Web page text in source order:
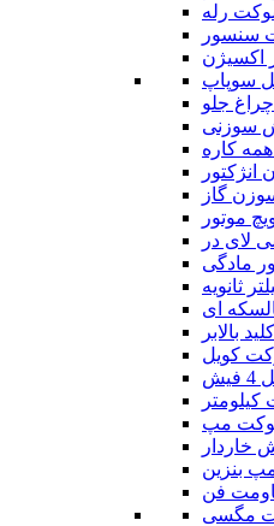
رله
سنسور
سوپاپ
جلو
سوزنی
کاره
گاز
موتور
لای در
مادگی
ثانویه
ای
بالابر
کویل
مپ
بنزین
فن
مگسی